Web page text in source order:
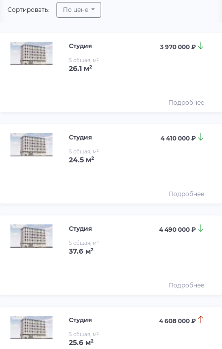
Сортировать: По цене
Студия 3 970 000 ₽
S общая, м²
26.1 м²
Подробнее
Студия 4 410 000 ₽
S общая, м²
24.5 м²
Подробнее
Студия 4 490 000 ₽
S общая, м²
37.6 м²
Подробнее
Студия 4 608 000 ₽
S общая, м²
25.6 м²